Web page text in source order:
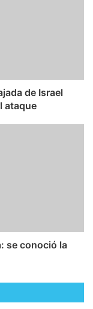
de Israel
ataque
se conoció la